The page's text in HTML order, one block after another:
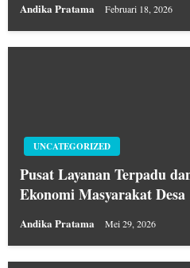
Andika Pratama Februari 18, 2026
UNCATEGORIZED
Pusat Layanan Terpadu
Ekonomi Masyarakat Desa
Andika Pratama Mei 29, 2026